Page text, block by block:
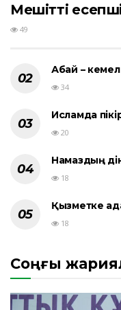
Мешіттің
49
Абай –
34
Исламда
20
Намаздың
18
Қызметке
18
Соңғы